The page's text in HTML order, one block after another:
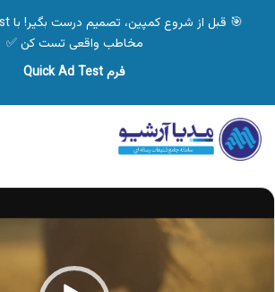
مخاطب واقعی تست کن ✅
فرم Quick Ad Test
نمایشگر
ویدیو